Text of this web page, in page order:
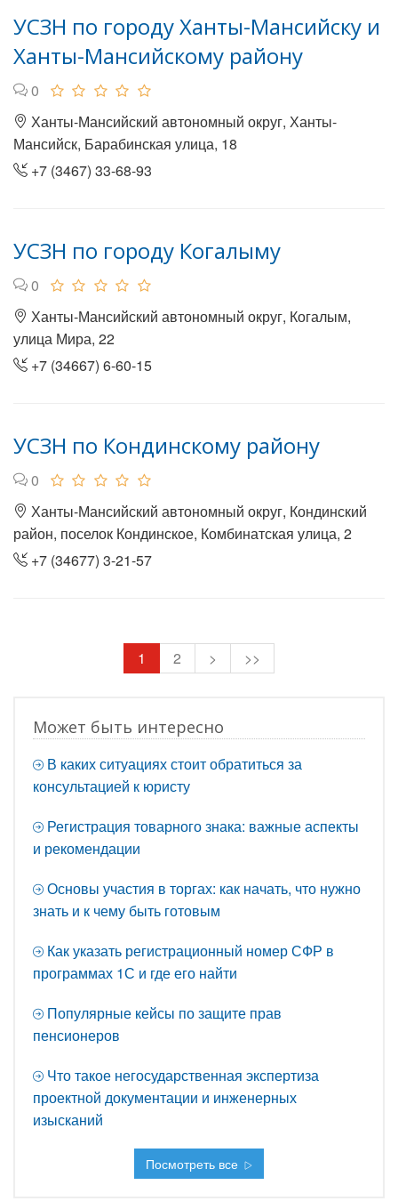
УСЗН по городу Ханты-Мансийску и
Ханты-Мансийскому району
0
Ханты-Мансийский автономный округ, Ханты-
Мансийск, Барабинская улица, 18
+7 (3467) 33-68-93
УСЗН по городу Когалыму
0
Ханты-Мансийский автономный округ, Когалым,
улица Мира, 22
+7 (34667) 6-60-15
УСЗН по Кондинскому району
0
Ханты-Мансийский автономный округ, Кондинский
район, поселок Кондинское, Комбинатская улица, 2
+7 (34677) 3-21-57
1 2 > >>
Может быть интересно
В каких ситуациях стоит обратиться за
консультацией к юристу
Регистрация товарного знака: важные аспекты
и рекомендации
Основы участия в торгах: как начать, что нужно
знать и к чему быть готовым
Как указать регистрационный номер СФР в
программах 1С и где его найти
Популярные кейсы по защите прав
пенсионеров
Что такое негосударственная экспертиза
проектной документации и инженерных
изысканий
Посмотреть все